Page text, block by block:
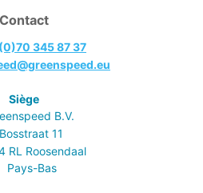
Contact
345 87 37
Siège
B.V.
Bosstraat 11
RL Roosendaal
Pays-Bas